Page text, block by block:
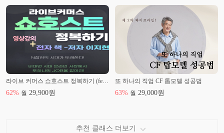
62% 월 29,900원
또 하나의 직업 CF 톱모델 성공법
63% 월 29,000원
추천 클래스 더보기